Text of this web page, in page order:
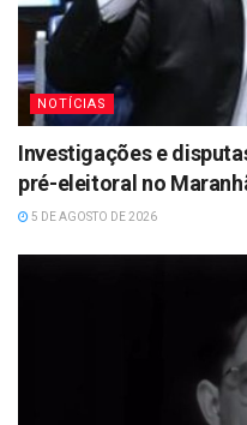
NOTÍCIAS
Investigações e
pré-eleitoral no
5 DE AGOSTO DE 2026